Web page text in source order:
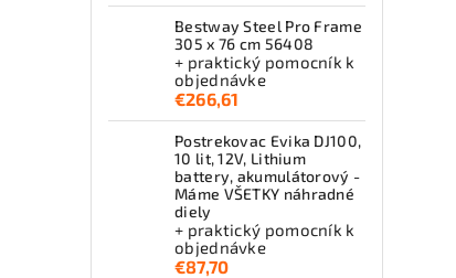
Bestway Steel Pro Frame
305 x 76 cm 56408
+ praktický pomocník k
objednávke
€266,61
Postrekovac Evika DJ100,
10 lit, 12V, Lithium
battery, akumulátorový -
Máme VŠETKY náhradné
diely
+ praktický pomocník k
objednávke
€87,70